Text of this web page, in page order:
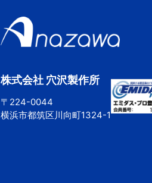
株式会社 穴沢製作所
〒224-0044
横浜市都筑区川向町1324-1